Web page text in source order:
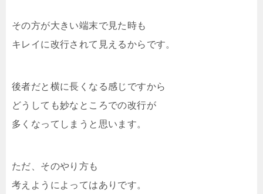
その方が大きい端末で見た時も
キレイに改行されて見えるからです。
後者だと横に長くなる感じですから
どうしても妙なところでの改行が
多くなってしまうと思います。
ただ、そのやり方も
考えようによってはありです。